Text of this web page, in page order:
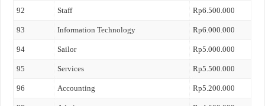
92 Staff Rp6.500.000
93 Information Technology Rp6.000.000
94 Sailor Rp5.000.000
95 Services Rp5.500.000
96 Accounting Rp5.200.000